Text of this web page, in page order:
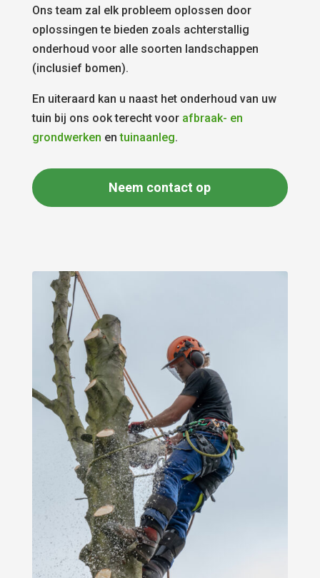
Ons team zal elk probleem oplossen door
oplossingen te bieden zoals achterstallig
onderhoud voor alle soorten landschappen
(inclusief bomen).
En uiteraard kan u naast het onderhoud van uw
tuin bij ons ook terecht voor afbraak- en
grondwerken entuinaanleg.
Neem contact op